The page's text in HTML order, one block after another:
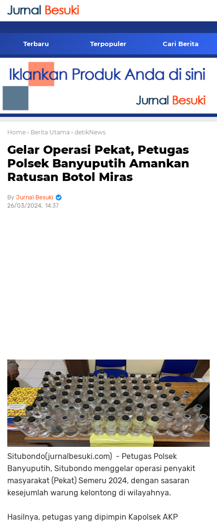
-->
Terbaru Terpopuler Cari Berita
Home › Berita Utama › detikNews
Gelar Operasi Pekat, Petugas
Polsek Banyuputih Amankan
Ratusan Botol Miras
Jurnal Besuki
26/03/2024 14:37
Situbondo(jurnalbesuki.com) - Petugas Polsek
Banyuputih, Situbondo menggelar operasi penyakit
masyarakat (Pekat) Semeru 2024, dengan sasaran
kesejumlah warung kelontong di wilayahnya.
Hasilnya, petugas yang dipimpin Kapolsek AKP